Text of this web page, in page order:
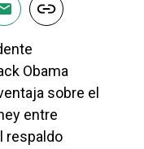
Obama
sobre el
entre
respaldo